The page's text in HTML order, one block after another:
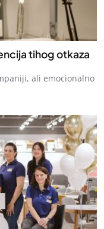
tihog otkaza
ali emocionalno